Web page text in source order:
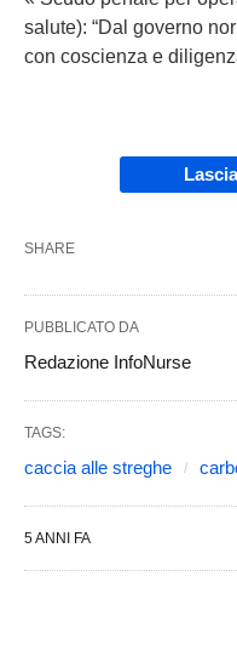
salute): “Dal governo
con coscienza e
SHARE
PUBBLICATO DA
Redazione InfoNurse
TAGS:
caccia alle streghe
5 ANNI FA